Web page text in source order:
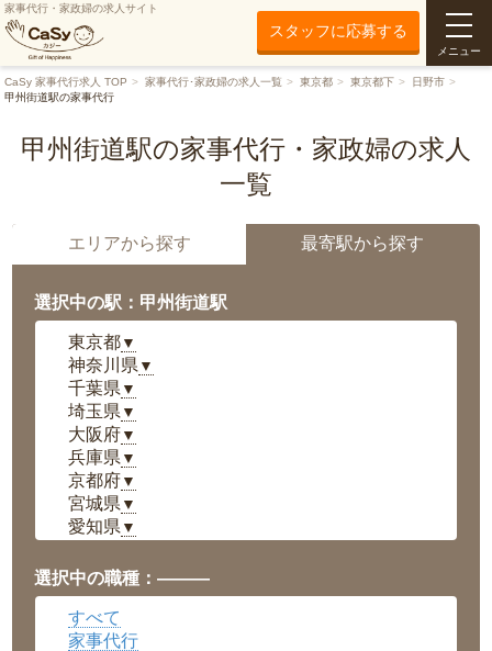
家事代行・家政婦の求人サイト
スタッフに応募する
メニュー
CaSy 家事代行求人 TOP 家事代行･家政婦の求人一覧 東京都 東京都下
日野市
甲州街道駅の家事代行
甲州街道駅の家事代行・家政婦の求人
一覧
エリアから探す 最寄駅から探す
選択中の駅：甲州街道駅
東京都▼
神奈川県 ▼
千葉県 ▼
埼玉県 ▼
大阪府▼
兵庫県 ▼
京都府▼
宮城県 ▼
愛知県 ▼
岡山県▼
広島県▼
沖縄県
選択中の職種：———
すべて
家事代行